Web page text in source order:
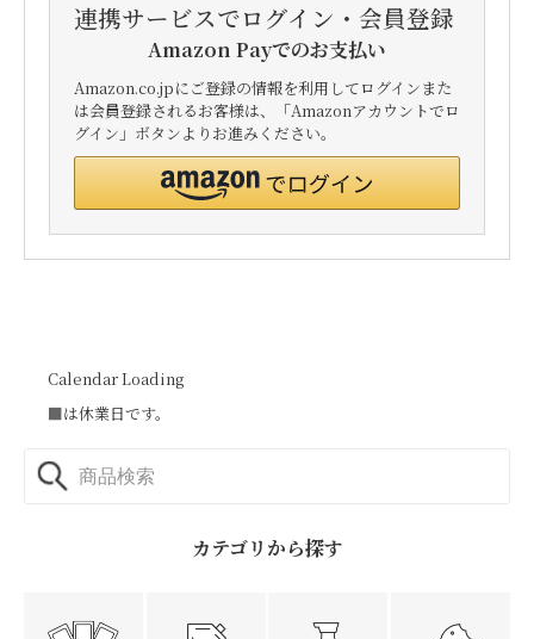
連携サービスでログイン・会員登録
Amazon Payでのお支払い
Amazon.co.jpにご登録の情報を利用してログインまた
は会員登録されるお客様は、「Amazonアカウントでロ
グイン」ボタンよりお進みください。
Calendar Loading
■は休業日です。
カテゴリから探す